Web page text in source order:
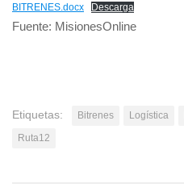
BITRENES.docx
Descarga
Fuente: MisionesOnline
Etiquetas: Bitrenes Logística
Ruta12